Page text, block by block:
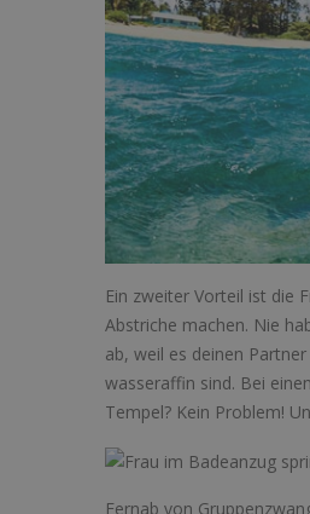
Ein zweiter Vorteil ist die
Abstriche machen. Nie
ab, weil es deinen
wasseraffin sind. Bei
Tempel? Kein Problem!
Fernab von